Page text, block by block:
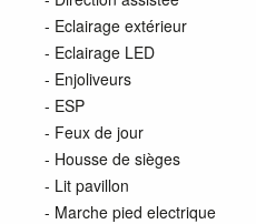
- Eclairage extérieur
- Eclairage LED
- Enjoliveurs
- ESP
- Feux de jour
- Housse de sièges
- Lit pavillon
- Marche pied electrique